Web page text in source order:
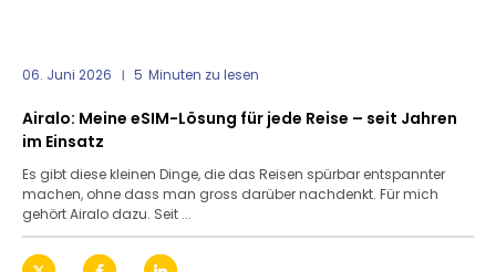
06. Juni 2026 5 Minuten zu lesen
Airalo: Meine eSIM-Lösung für jede Reise – seit Jahren
im Einsatz
Es gibt diese kleinen Dinge, die das Reisen spürbar entspannter
machen, ohne dass man gross darüber nachdenkt. Für mich
gehört Airalo dazu. Seit ...